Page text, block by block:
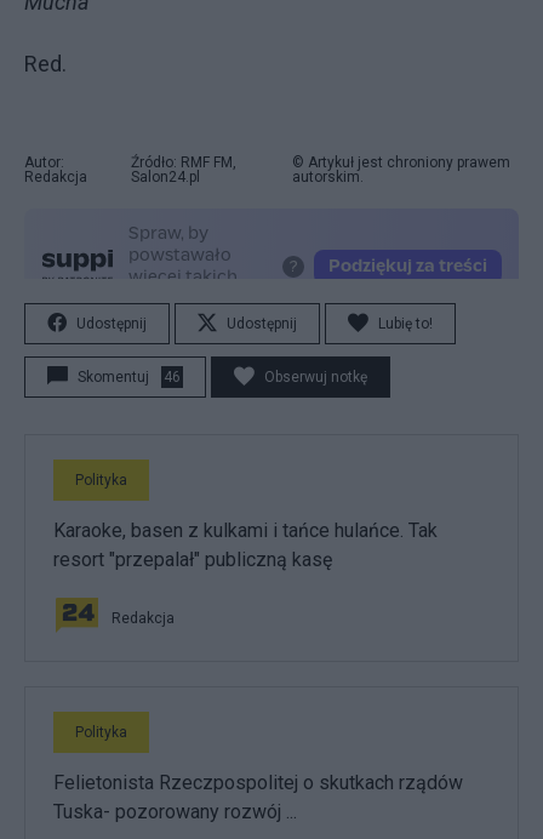
Red.
Autor:
Redakcja
Źródło: RMF FM,
Salon24.pl
© Artykuł jest chroniony prawem
autorskim.
Udostępnij Udostępnij Lubię to!
Skomentuj 46 Obserwuj notkę
Polityka
Karaoke, basen z kulkami i tańce hulańce. Tak
resort "przepalał" publiczną kasę
Redakcja
Polityka
Felietonista Rzeczpospolitej o skutkach rządów
Tuska- pozorowany rozwój ...